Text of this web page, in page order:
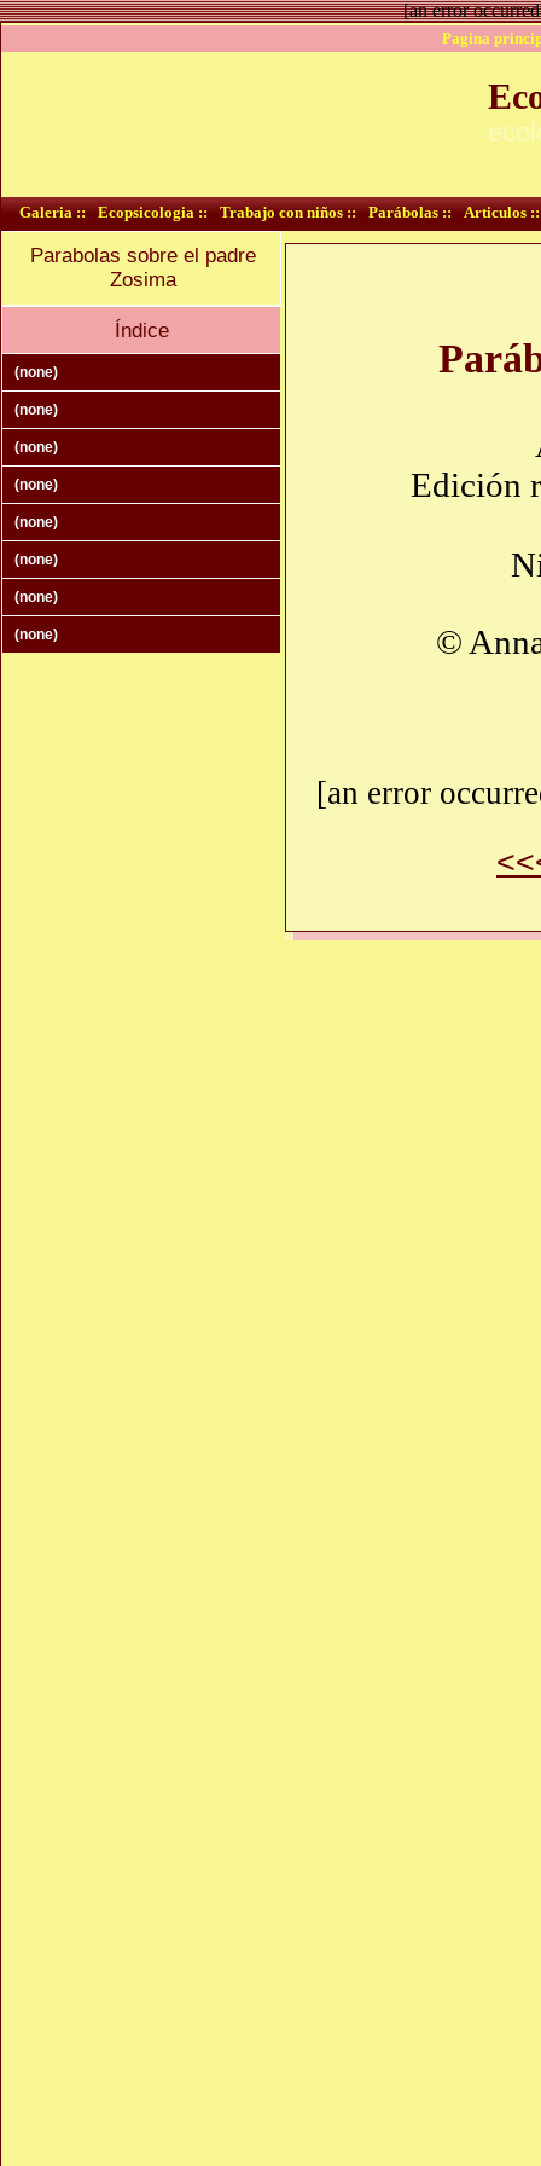
[an error
Pagina
Galeria :: Ecopsicologia :: Trabajo con niños :: Parábolas :: Articulos ::
Parabolas sobre el padre
Zosima
Índice
(none)
(none)
(none)
(none)
(none)
(none)
(none)
(none)
Edición
©
[an error